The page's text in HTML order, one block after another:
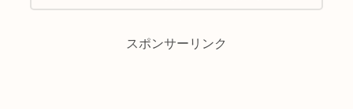
スポンサーリンク